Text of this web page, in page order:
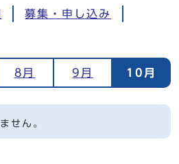
募集・申し込み
8月 9月 10月
せん。